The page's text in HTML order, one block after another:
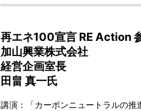
再エネ100宣言 RE Action
加山興業株式会社
経営企画室長
田畠 真一氏
講演：「カーボンニュートラルの推